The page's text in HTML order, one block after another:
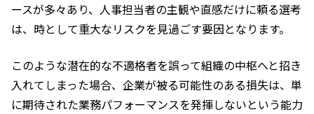
ースが多々あり、人事担当者の主観や直感だけに頼る選考
は、時として重大なリスクを見過ごす要因となります。
このような潜在的な不適格者を誤って組織の中枢へと招き
入れてしまった場合、企業が被る可能性のある損失は、単
に期待された業務パフォーマンスを発揮しないという能力